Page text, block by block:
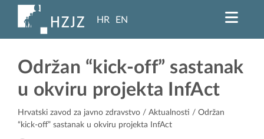
HR EN
Održan “kick-off” sastanak
u okviru projekta InfAct
Hrvatski zavod za javno zdravstvo / Aktualnosti / Održan
“kick-off” sastanak u okviru projekta InfAct